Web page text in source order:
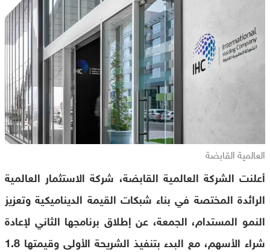
العالمية القابضة
أعلنت الشركة العالمية القابضة، شركة الاستثمار العالمية
الرائدة المختصة في بناء شبكات القيمة الديناميكية وتعزيز
النمو المستدام، الجمعة، عن إطلاق برنامجها الثاني لإعادة
شراء الأسهم، مع البدء بتنفيذ الشريحة الأولى وقيمتها 1.8